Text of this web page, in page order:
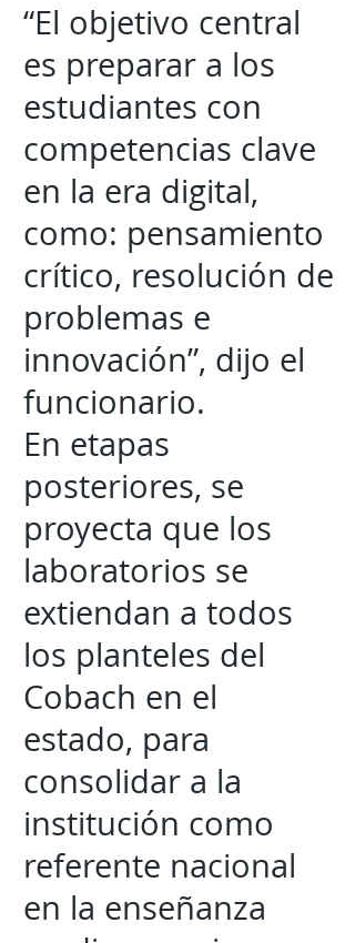
“El objetivo central
es preparar a los
estudiantes con
competencias clave
en la era digital,
como: pensamiento
crítico, resolución de
problemas e
innovación”, dijo el
funcionario.
En etapas
posteriores, se
proyecta que los
laboratorios se
extiendan a todos
los planteles del
Cobach en el
estado, para
consolidar a la
institución como
referente nacional
en la enseñanza